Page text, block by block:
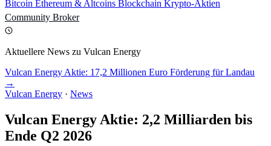
Bitcoin Ethereum & Altcoins Blockchain Krypto-Aktien
Community Broker
Aktuellere News zu Vulcan Energy
Vulcan Energy Aktie: 17,2 Millionen Euro Förderung für Landau
→
Vulcan Energy · News
Vulcan Energy Aktie: 2,2 Milliarden bis
Ende Q2 2026